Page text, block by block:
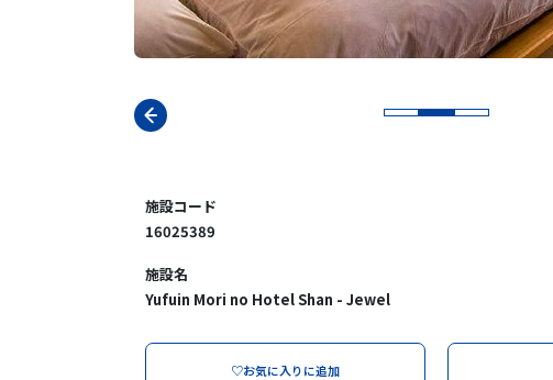
施設コード
16025389
施設名
Yufuin Mori no Hotel Shan - Jewel
♡お気に入りに追加